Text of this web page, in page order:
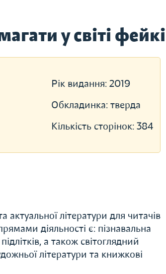
у світі
Рік видання: 2019
Обкладинка: тверда
Кількість сторінок: 384
актуальної літератури для читачів
діяльності є: пізнавальна
а також світоглядний
літератури та книжкові